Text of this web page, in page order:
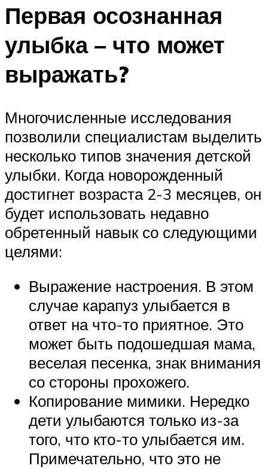
Первая осознанная
улыбка – что может
выражать?
Многочисленные исследования
позволили специалистам выделить
несколько типов значения детской
улыбки. Когда новорожденный
достигнет возраста 2-3 месяцев, он
будет использовать недавно
обретенный навык со следующими
целями:
Выражение настроения. В этом
случае карапуз улыбается в
ответ на что-то приятное. Это
может быть подошедшая мама,
веселая песенка, знак внимания
со стороны прохожего.
Копирование мимики. Нередко
дети улыбаются только из-за
того, что кто-то улыбается им.
Примечательно, что это не